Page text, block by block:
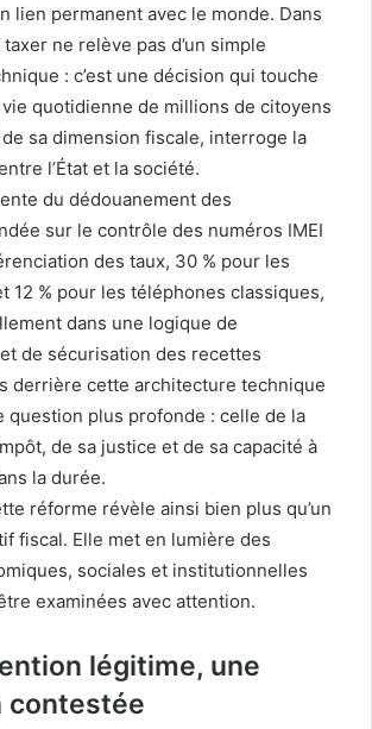
lien permanent avec le monde. Dans
ne relève pas d’un simple
: c’est une décision qui touche
quotidienne de millions de citoyens
sa dimension fiscale, interroge la
l’État et la société.
du dédouanement des
sur le contrôle des numéros IMEI
des taux, 30 % pour les
12 % pour les téléphones classiques,
dans une logique de
de sécurisation des recettes
derrière cette architecture technique
question plus profonde : celle de la
de sa justice et de sa capacité à
la durée.
réforme révèle ainsi bien plus qu’un
fiscal. Elle met en lumière des
sociales et institutionnelles
examinées avec attention.
légitime, une
contestée